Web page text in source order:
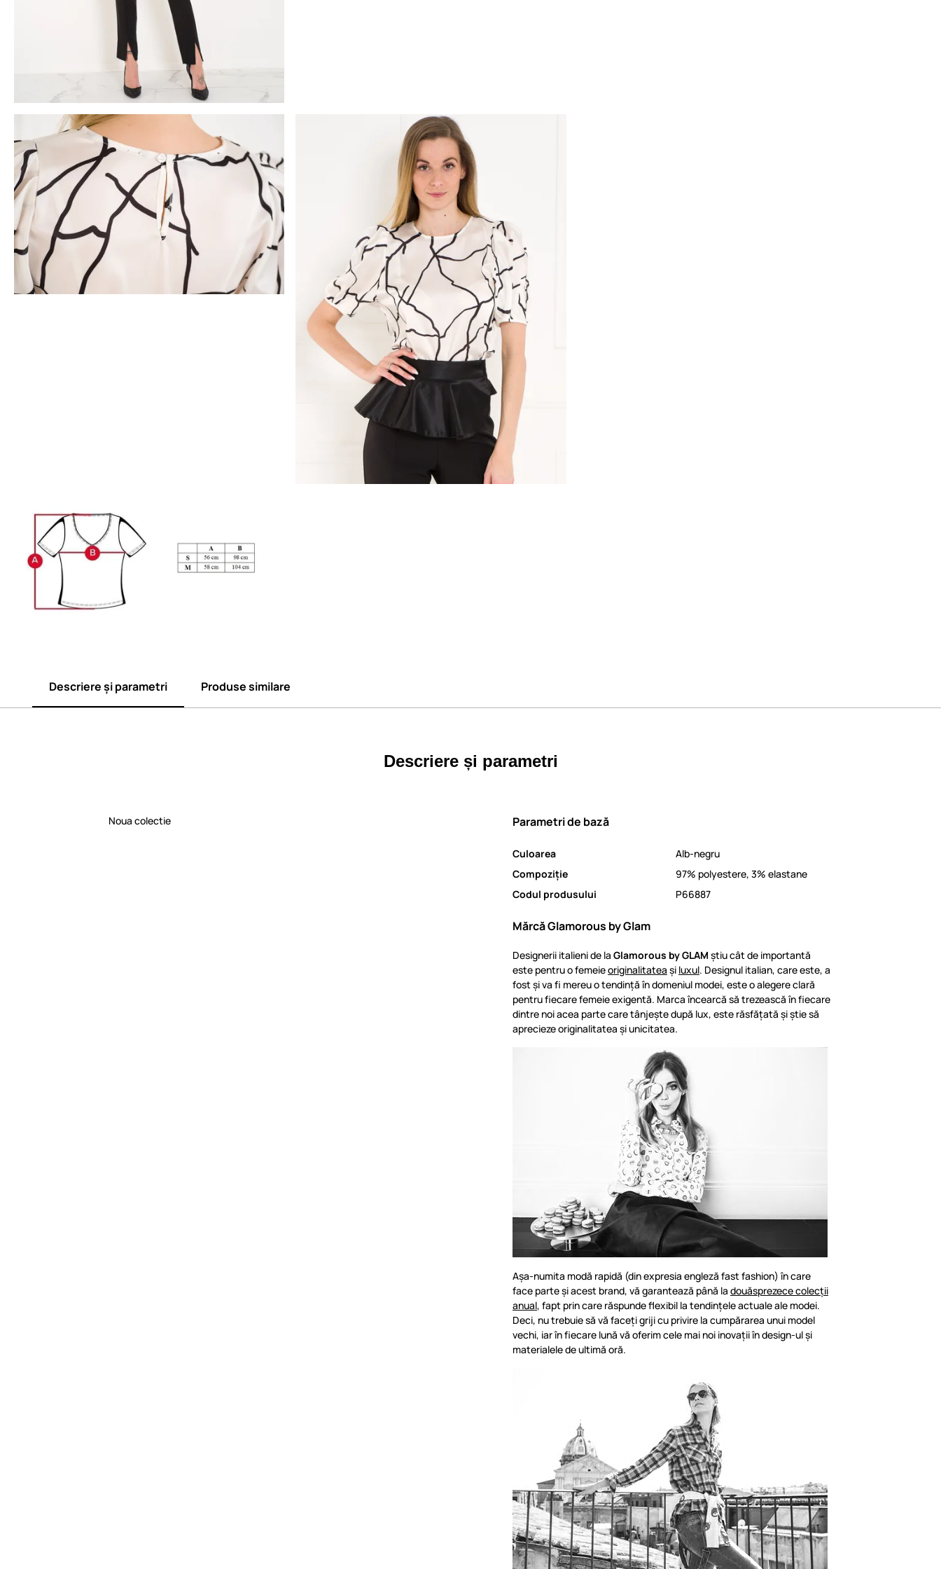
Descriere și parametri Produse similare
Descriere și parametri
Noua colectie Parametri de bază
Culoarea
Alb-negru
Compoziție
97% polyestere, 3% elastane
Codul produsului
P66887
Mărcă Glamorous by Glam
Designerii italieni de la Glamorous by GLAM știu cât de importantă
este pentru o femeieoriginalitatea și luxul. Designul italian, care este, a
fost și va fi mereu o tendință în domeniul modei, este o alegere clară
pentru fiecare femeie exigentă. Marca încearcă să trezească în fiecare
dintre noi acea parte care tânjește după lux, este răsfățată și știe să
aprecieze originalitatea și unicitatea.
Așa-numita modă rapidă (din expresia engleză fast fashion) în care
face parte și acest brand, vă garantează până la douăsprezece colecții
anual, fapt prin care răspunde flexibil la tendințele actuale ale modei.
Deci, nu trebuie să vă faceți griji cu privire la cumpărarea unui model
vechi, iar în fiecare lună vă oferim cele mai noi inovații în design-ul și
materialele de ultimă oră.